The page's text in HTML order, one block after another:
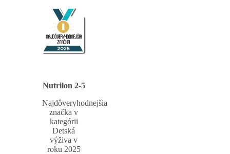
Nutrilon 2-5
Najdôveryhodnejšia
značka v
kategórii
Detská
výživa v
roku 2025